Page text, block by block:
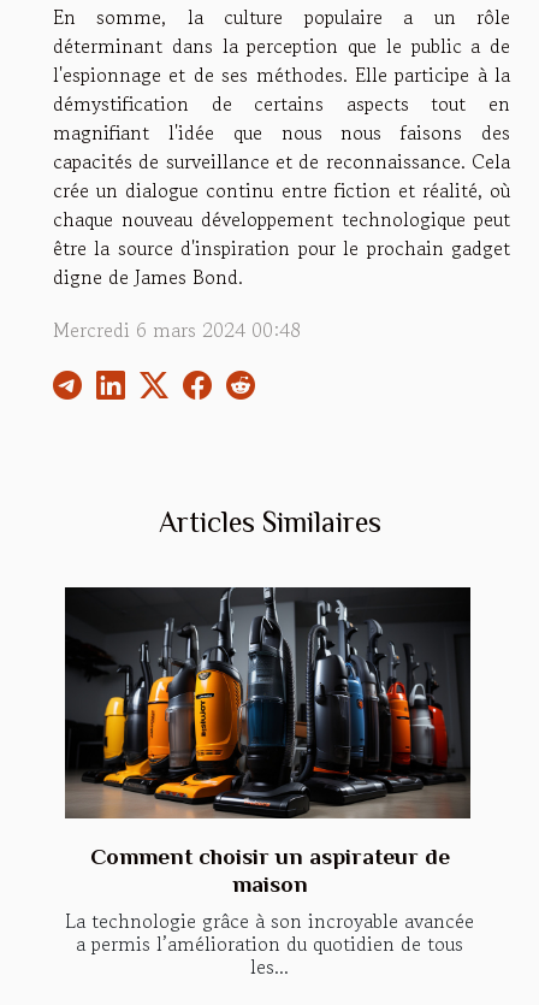
Articles Similaires
Comment choisir un aspirateur de
maison
La technologie grâce à son incroyable avancée
a permis l’amélioration du quotidien de tous
les...
En somme, la culture populaire a un rôle
déterminant dans la perception que le public a de
l'espionnage et de ses méthodes. Elle participe à la
démystification de certains aspects tout en
magnifiant l'idée que nous nous faisons des
capacités de surveillance et de reconnaissance. Cela
crée un dialogue continu entre fiction et réalité, où
chaque nouveau développement technologique peut
être la source d'inspiration pour le prochain gadget
digne de James Bond.
Mercredi 6 mars 2024 00:48